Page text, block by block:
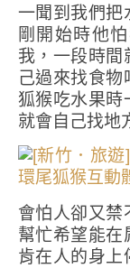
一聞到我們把
剛開始時他
我，一段時間
己過來找食
狐猴吃水果時
就會自己找地
會怕人卻又
幫忙希望能
肯在人的身